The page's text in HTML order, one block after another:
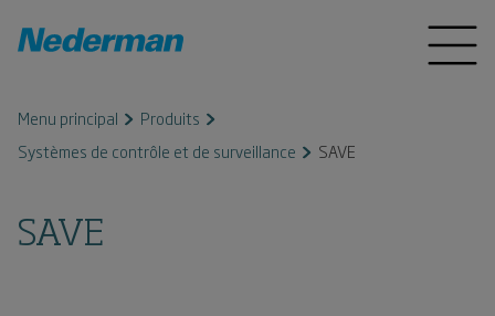
Menu principal
Produits
Systèmes de contrôle et de surveillance
SAVE
SAVE